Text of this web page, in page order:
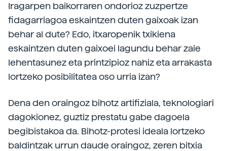
Iragarpen baikorraren ondorioz zuzpertze
fidagarriagoa eskaintzen duten gaixoak izan
behar al dute? Edo, itxaropenik txikiena
eskaintzen duten gaixoei lagundu behar zaie
lehentasunez eta printzipioz nahiz eta arrakasta
lortzeko posibilitatea oso urria izan?
Dena den oraingoz bihotz artifiziala, teknologiari
dagokionez, guztiz prestatu gabe dagoela
begibistakoa da. Bihotz-protesi ideala lortzeko
baldintzak urrun daude oraingoz, zeren bitxia